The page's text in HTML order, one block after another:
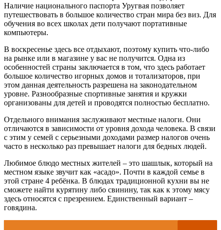
Наличие национального паспорта Уругвая позволяет
путешествовать в большое количество стран мира без виз. Для
обучения во всех школах дети получают портативные
компьютеры.
В воскресенье здесь все отдыхают, поэтому купить что-либо
на рынке или в магазине у вас не получится. Одна из
особенностей страны заключается в том, что здесь работает
большое количество игорных домов и тотализаторов, при
этом данная деятельность разрешена на законодательном
уровне. Разнообразные спортивные занятия и кружки
организованы для детей и проводятся полностью бесплатно.
Отдельного внимания заслуживают местные налоги. Они
отличаются в зависимости от уровня дохода человека. В связи
с этим у семей с серьезными доходами размер налогов очень
часто в несколько раз превышает налоги для бедных людей.
Любимое блюдо местных жителей – это шашлык, который на
местном языке звучит как «асадо». Почти в каждой семье в
этой стране 4 ребёнка. В блюдах традиционной кухни вы не
сможете найти курятину либо свинину, так как к этому мясу
здесь относятся с презрением. Единственный вариант –
говядина.